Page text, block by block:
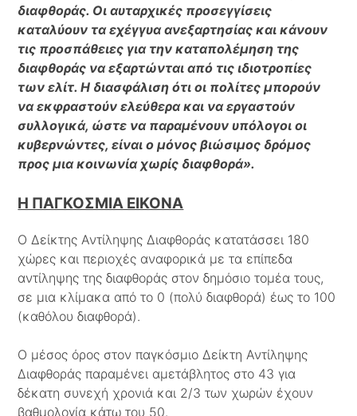
διαφθοράς. Οι αυταρχικές προσεγγίσεις
καταλύουν τα εχέγγυα ανεξαρτησίας και κάνουν
τις προσπάθειες για την καταπολέμηση της
διαφθοράς να εξαρτώνται από τις ιδιοτροπίες
των ελίτ. Η διασφάλιση ότι οι πολίτες μπορούν
να εκφραστούν ελεύθερα και να εργαστούν
συλλογικά, ώστε να παραμένουν υπόλογοι οι
κυβερνώντες, είναι ο μόνος βιώσιμος δρόμος
προς μια κοινωνία χωρίς διαφθορά».
Η ΠΑΓΚΟΣΜΙΑ ΕΙΚΟΝΑ
Ο Δείκτης Αντίληψης Διαφθοράς κατατάσσει 180
χώρες και περιοχές αναφορικά με τα επίπεδα
αντίληψης της διαφθοράς στον δημόσιο τομέα τους,
σε μια κλίμακα από το 0 (πολύ διαφθορά) έως το 100
(καθόλου διαφθορά).
Ο μέσος όρος στον παγκόσμιο Δείκτη Αντίληψης
Διαφθοράς παραμένει αμετάβλητος στο 43 για
δέκατη συνεχή χρονιά και 2/3 των χωρών έχουν
βαθμολογία κάτω του 50.